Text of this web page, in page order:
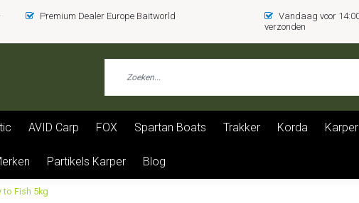
Premium Dealer Europe Baitworld
Vandaag voor
verzonden
AVID Carp FOX Spartan Boats Trakker Korda
Partikels Karper Blog
to Fish 5kg